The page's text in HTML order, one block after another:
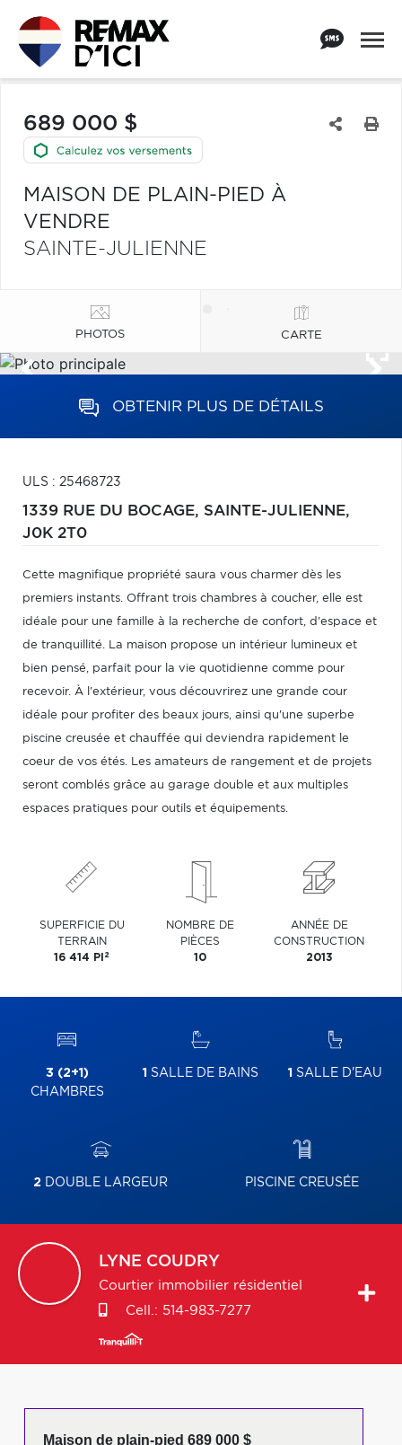
689 000 $
MAISON DE PLAIN-PIED À
VENDRE
SAINTE-JULIENNE
PHOTOS CARTE
OBTENIR PLUS DE DÉTAILS
ULS : 25468723
1339 RUE DU BOCAGE, SAINTE-JULIENNE,
J0K 2T0
Cette magnifique propriété saura vous charmer dès les
premiers instants. Offrant trois chambres à coucher, elle est
idéale pour une famille à la recherche de confort, d'espace et
de tranquillité. La maison propose un intérieur lumineux et
bien pensé, parfait pour la vie quotidienne comme pour
recevoir. À l'extérieur, vous découvrirez une grande cour
idéale pour profiter des beaux jours, ainsi qu'une superbe
piscine creusée et chauffée qui deviendra rapidement le
coeur de vos étés. Les amateurs de rangement et de projets
seront comblés grâce au garage double et aux multiples
espaces pratiques pour outils et équipements.
SUPERFICIE DU
TERRAIN
16 414 PI 2
NOMBRE DE
PIÈCES
10
ANNÉE DE
CONSTRUCTION
2013
3 (2+1)
CHAMBRES
1 SALLE DE BAINS 1 SALLE D'EAU
2 DOUBLE LARGEUR PISCINE CREUSÉE
LYNE COUDRY
Courtier immobilier résidentiel
Cell.: 514-983-7277
Maison de plain-pied 689 000 $